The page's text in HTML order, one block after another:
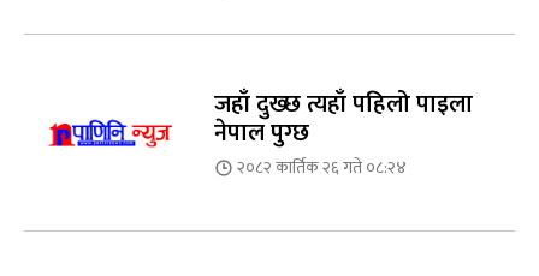
जहाँ दुख्छ त्यहाँ पहिलो पाइला
नेपाल पुग्छ
२०८२ कार्तिक २६ गते ०८:२४